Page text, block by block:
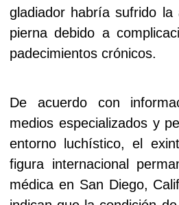
gladiador habría sufrido la
pierna debido a
padecimientos crónicos.
De acuerdo con
medios especializados y
entorno luchístico, el
figura internacional
médica en San Diego,